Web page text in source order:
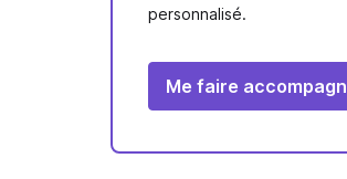
personnalisé.
Me faire